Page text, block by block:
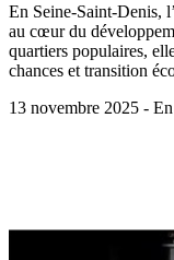
En Seine-Saint-Denis,
au cœur du
quartiers populaires,
chances et transition
13 novembre 2025 -